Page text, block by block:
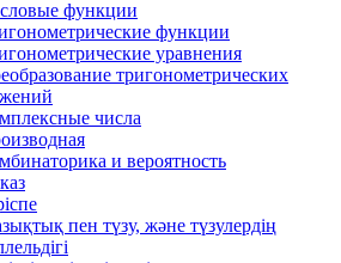
функции
функции
уравнения
тригонометрических
числа
и вероятность
пен түзу, және түзулердің